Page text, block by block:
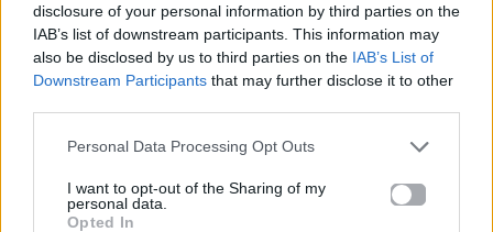
disclosure of your personal information by third parties on the
IAB’s list of downstream participants. This information may
also be disclosed by us to third parties on the IAB’s List of
Downstream Participants that may further disclose it to other
Personal Data Processing Opt Outs
I want to opt-out of the Sharing of my
personal data.
Opted In
Είσαι σωστά
προετοιμασμένος
για ΟΑΚΑ; 10 fan
ήξερες για τους
24.04.2026
Bleu de Chanel: Ο
Jacob Elordi
24.04.2026